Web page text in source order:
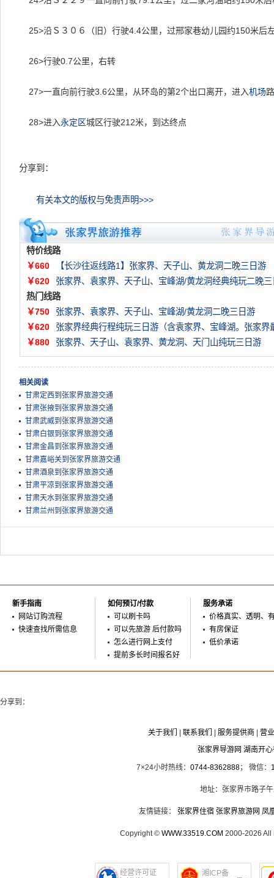
25>沿Ｓ３０６（旧）行驶4.4公里，过邢家巷幼儿园约150米后
26>行驶0.7公里，右转
27>一直向前行驶3.6公里，从环岛的第2个出口离开，进入机场路
28>进入永定区城区行驶212米，到达终点
分享到：
有关本文的版权与免责声明>>>
特价线路
￥660
【长沙往返线路1】张家界、天子山、黄龙洞二晚三日游
￥620
张家界、袁家界、天子山、宝峰湖/黄龙洞经典纯玩二晚三
热门线路
￥750
张家界、袁家界、天子山、宝峰湖/黄龙洞二晚三日游
￥620
张家界经典行程纯玩三日游（含袁家界、宝峰湖。张家界
￥880
张家界、天子山、袁家界、黄龙洞、天门山纯玩三日游
相关阅读
甘肃定西到张家界旅游交通
甘肃张掖到张家界旅游交通
甘肃武威到张家界旅游交通
甘肃白银到张家界旅游交通
甘肃金昌到张家界旅游交通
甘肃嘉峪关到张家界旅游交通
甘肃酒泉到张家界旅游交通
甘肃平凉到张家界旅游交通
甘肃天水到张家界旅游交通
甘肃兰州到张家界旅游交通
新手指南
网站订购流程
快速查找所需信息
如何预订/付款
可以刷卡吗
可以先旅游 后付款吗
怎么进行网上支付
提前多长时间报名好
服务承诺
价格真实、透明、
有房保证
低价承诺
分享到：
关于我们 联系我们 服务提供商
营
张家界导游网 湖南开
7×24小时热线： 0744-8362888； 微信：
地址：张家界市路子
友情链接： 张家界住宿 张家界旅游网 凤
Copyright © WWW.33519.COM 2000-2026 All
经营许可证
湘ICP备